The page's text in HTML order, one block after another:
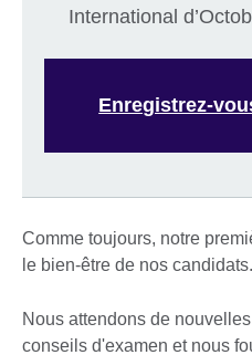
International
Enregistrez-
Comme toujours, notre
le bien-être de nos candidats.
Nous attendons de
conseils d'examen et nous